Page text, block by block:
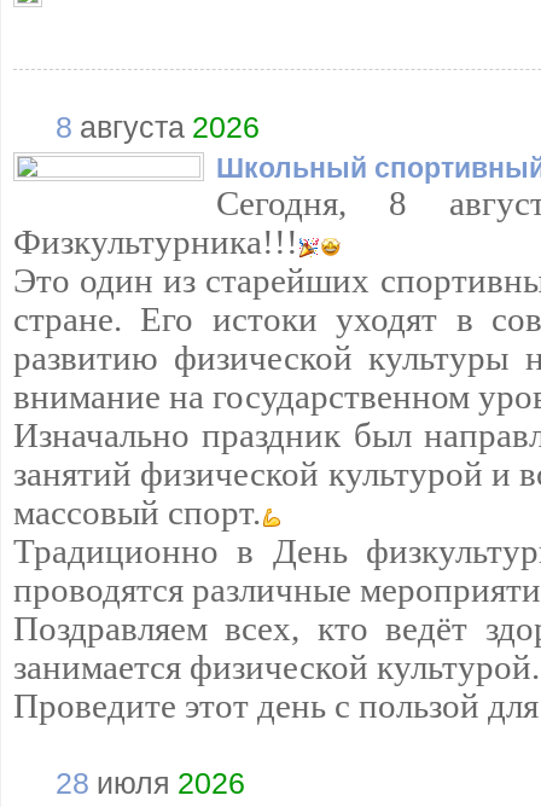
8 августа 2026
Школьный
Сегодня, 8
Физкультурника!!!
Это один из старейших
стране. Его истоки уходят в
развитию физической культуры
внимание на государственном
Изначально праздник был
занятий физической культурой и
массовый спорт.
Традиционно в День
проводятся различные
Поздравляем всех, кто ведёт
занимается физической культурой.
Проведите этот день с пользой
28 июля 2026